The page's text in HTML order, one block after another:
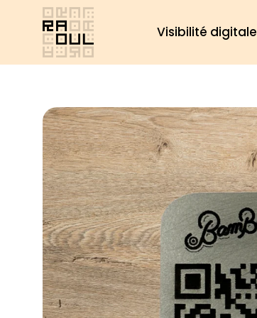
contenu
Visibilité digitale